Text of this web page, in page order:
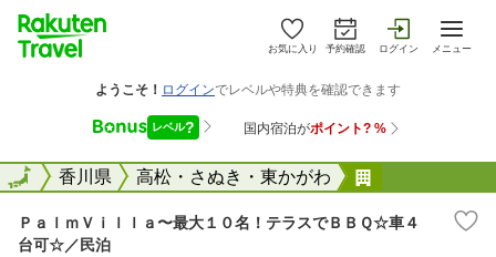
お気に入り 予約確認 ログイン メニュー
全国香川県 高松・さぬき・東かがわ
全国
ＰａｌｍＶｉｌｌａ〜最大１０名！テラスでＢＢＱ☆車４
台可☆／民泊